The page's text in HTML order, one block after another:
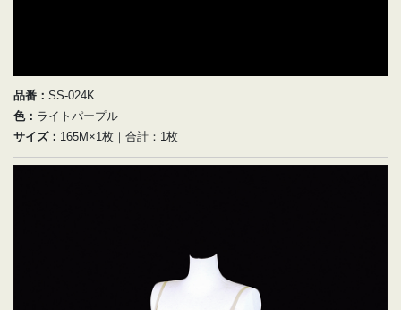
品番： SS-024K
色： ライトパープル
サイズ： 165M×1枚｜合計：1枚